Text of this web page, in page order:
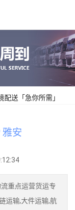
送「急你所需」
安
重点运营货运专
运输,大件运输,航